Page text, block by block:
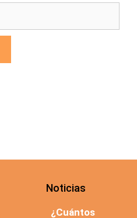
Noticias
¿Cuántos